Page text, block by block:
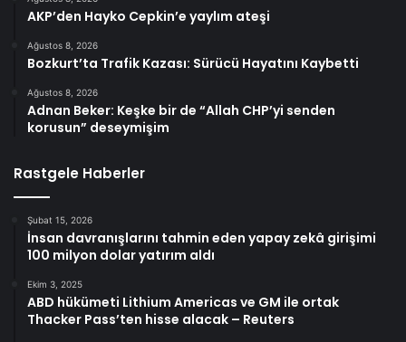
AKP’den Hayko Cepkin’e yaylım ateşi
Ağustos 8, 2026
Bozkurt’ta Trafik Kazası: Sürücü Hayatını Kaybetti
Ağustos 8, 2026
Adnan Beker: Keşke bir de “Allah CHP’yi senden
korusun” deseymişim
Rastgele Haberler
Şubat 15, 2026
İnsan davranışlarını tahmin eden yapay zekâ girişimi
100 milyon dolar yatırım aldı
Ekim 3, 2025
ABD hükümeti Lithium Americas ve GM ile ortak
Thacker Pass’ten hisse alacak – Reuters